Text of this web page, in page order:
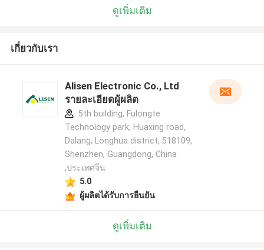
ดูเพิ่มเติม
เกี่ยวกับเรา
Alisen Electronic Co., Ltd
รายละเอียดผู้ผลิต
5th building, Fulongte
Technology park, Huaxing road,
Dalang, Longhua district, 518109,
Shenzhen, Guangdong, China
,ประเทศจีน
5.0
ผู้ผลิตได้รับการยืนยัน
ดูเพิ่มเติม